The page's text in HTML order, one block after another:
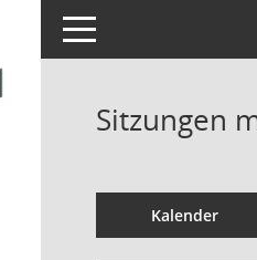
Toggle navigation
Sitzungen
Kalender